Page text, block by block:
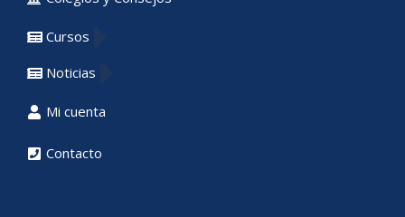
Cursos
Noticias
Mi cuenta
Contacto